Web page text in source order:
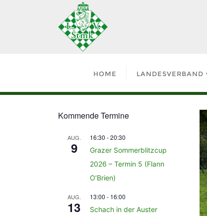
HOME LANDESVERBAND
Kommende Termine
AUG.
9
16:30 -20:30
Grazer Sommerblitzcup
2026 – Termin 5 (Flann
O’Brien)
AUG.
13
13:00 - 16:00
Schach in der Auster